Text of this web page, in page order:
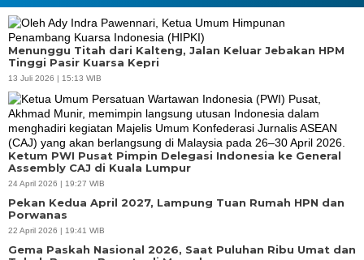
Menunggu Titah dari Kalteng, Jalan Keluar Jebakan HPM
Tinggi Pasir Kuarsa Kepri
13 Juli 2026 | 15:13 WIB
Ketum PWI Pusat Pimpin Delegasi Indonesia ke General
Assembly CAJ di Kuala Lumpur
24 April 2026 | 19:27 WIB
Pekan Kedua April 2027, Lampung Tuan Rumah HPN dan
Porwanas
22 April 2026 | 19:41 WIB
Gema Paskah Nasional 2026, Saat Puluhan Ribu Umat dan